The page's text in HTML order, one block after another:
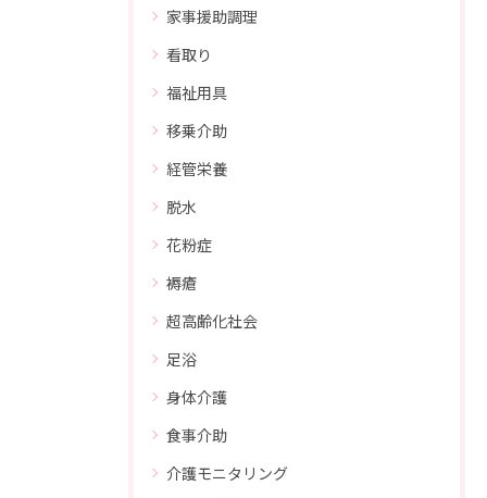
家事援助調理
看取り
福祉用具
移乗介助
経管栄養
脱水
花粉症
褥瘡
超高齢化社会
足浴
身体介護
食事介助
介護モニタリング